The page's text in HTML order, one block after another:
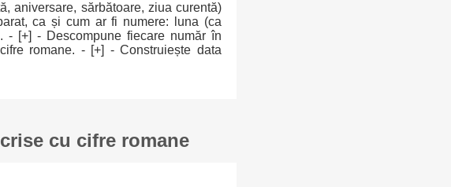
aniversare, sărbătoare, ziua curentă)
ca și cum ar fi numere: luna (ca
[+] - Descompune fiecare număr în
romane. - [+] - Construiește data
cu cifre romane